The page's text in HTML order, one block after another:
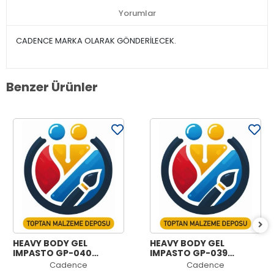
Yorumlar
CADENCE MARKA OLARAK GÖNDERİLECEK.
Benzer Ürünler
HEAVY BODY GEL
IMPASTO GP-040
ASFALT 250ML
Cadence
HEAVY BODY GEL
IMPASTO GP-039
KURŞUN 250ML
Cadence